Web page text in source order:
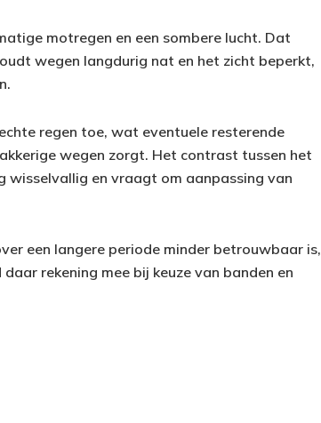
motregen en een sombere lucht. Dat
wegen langdurig nat en het zicht beperkt,
regen toe, wat eventuele resterende
wegen zorgt. Het contrast tussen het
wisselvallig en vraagt om aanpassing van
een langere periode minder betrouwbaar is,
rekening mee bij keuze van banden en